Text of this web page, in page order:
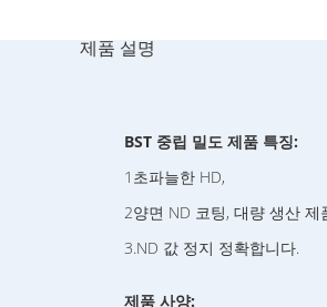
제품 설명
BST 중립 밀도 제품 특징:
1초파늘한 HD,
2양면 ND 코팅, 대량 생산
3.ND 값 정지 정확합니다.
제품 사양: